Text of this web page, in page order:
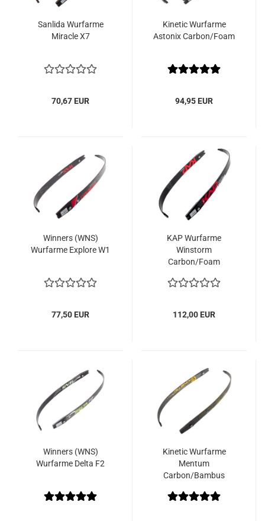
Sanlida Wurfarme
Miracle X7
70,67 EUR
Kinetic Wurfarme
Astonix Carbon/Foam
94,95 EUR
Winners (WNS)
Wurfarme Explore W1
77,50 EUR
KAP Wurfarme
Winstorm
Carbon/Foam
112,00 EUR
Winners (WNS)
Wurfarme Delta F2
Kinetic Wurfarme
Mentum
Carbon/Bambus